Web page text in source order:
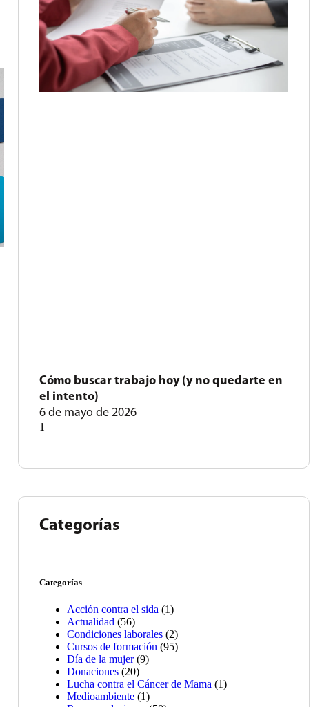
Cómo buscar trabajo hoy (y no quedarte en
el intento)
6 de mayo de 2026
Categorías
Categorías
Acción contra el sida (1)
Actualidad (56)
Condiciones laborales (2)
Cursos de formación (95)
Día de la mujer(9)
Donaciones (20)
Lucha contra el Cáncer de Mama (1)
Medioambiente (1)